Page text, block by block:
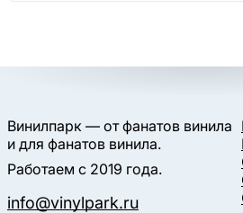
Винилпарк — от фанатов винила
и для фанатов винила.
Работаем с 2019 года.
info@vinylpark.ru